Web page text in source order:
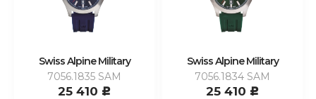
Swiss Alpine Military
7056.1835 SAM
25 410 c
Swiss Alpine Military
7056.1834 SAM
25 410 c